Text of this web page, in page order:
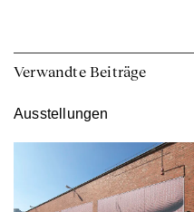
Verwandte Beiträge
Ausstellungen